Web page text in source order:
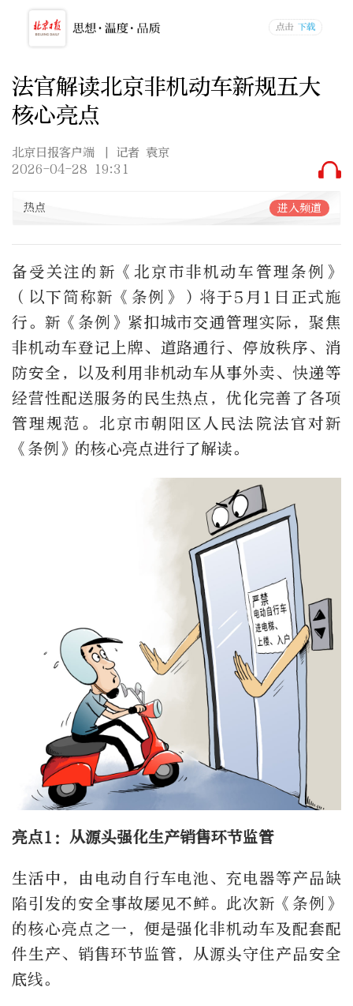
法官解读北京非机动车新规五大
核心亮点
北京日报客户端
| 记者 袁京
2026-04-28 19:31
热点 进入频道
备受关注的新《北京市非机动车管理条例》
（以下简称新《条例》）将于5月1日正式施
行。新《条例》紧扣城市交通管理实际，聚焦
非机动车登记上牌、道路通行、停放秩序、消
防安全，以及利用非机动车从事外卖、快递等
经营性配送服务的民生热点，优化完善了各项
管理规范。北京市朝阳区人民法院法官对新
《条例》的核心亮点进行了解读。
亮点1：从源头强化生产销售环节监管
生活中，由电动自行车电池、充电器等产品缺
陷引发的安全事故屡见不鲜。此次新《条例》
的核心亮点之一，便是强化非机动车及配套配
件生产、销售环节监管，从源头守住产品安全
底线。